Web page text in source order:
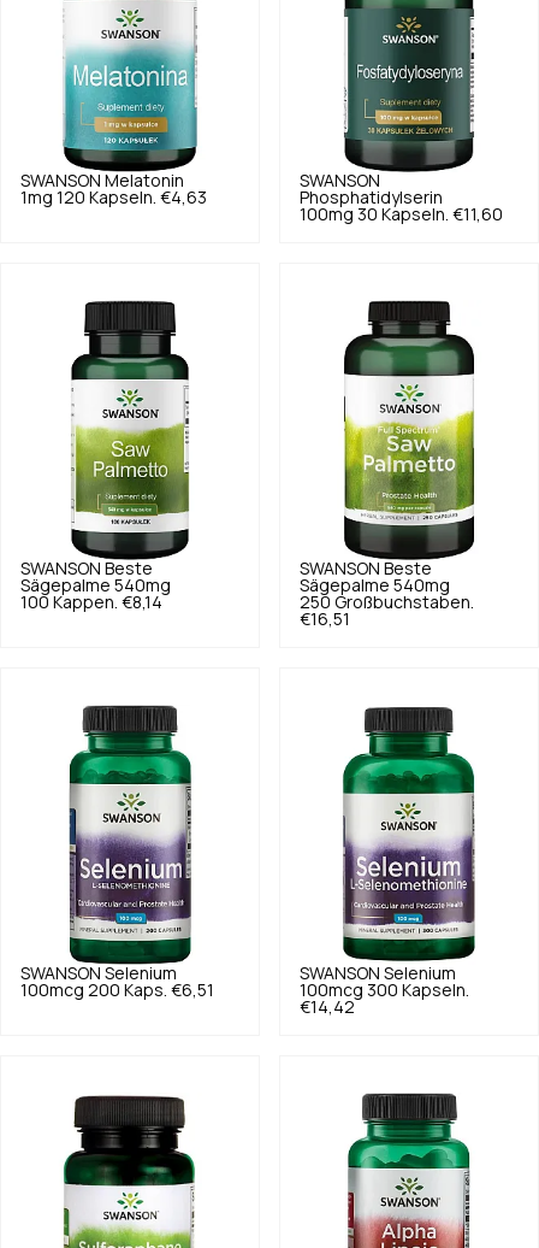
SWANSON Melatonin
1mg 120 Kapseln. €4,63
SWANSON
Phosphatidylserin
100mg 30 Kapseln. €11,60
SWANSON Beste
Sägepalme 540mg
100 Kappen. €8,14
SWANSON Beste
Sägepalme 540mg
250 Großbuchstaben.
€16,51
SWANSON Selenium
100mcg 200 Kaps. €6,51
SWANSON Selenium
100mcg 300 Kapseln.
€14,42